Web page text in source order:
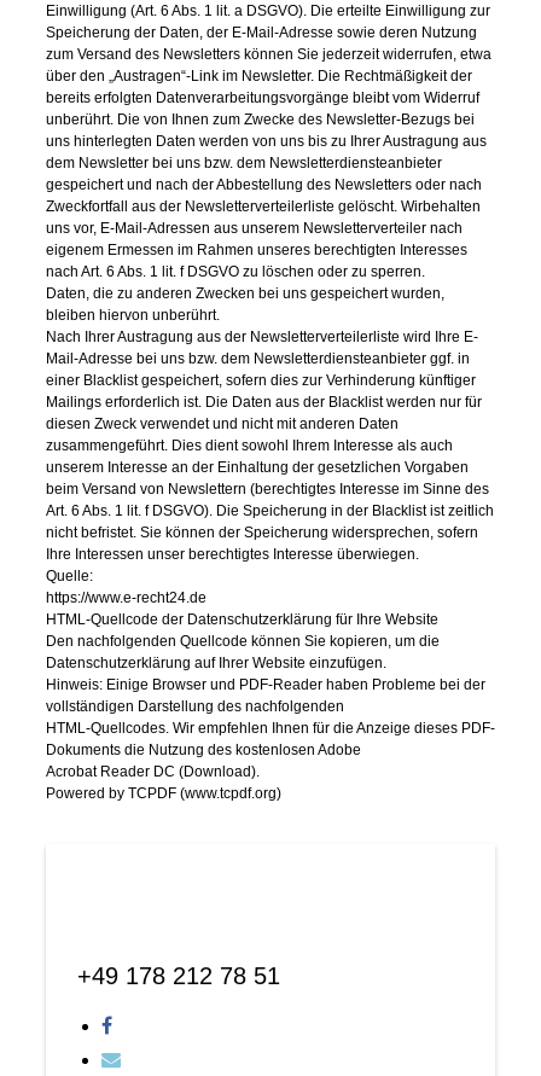
Einwilligung (Art. 6 Abs. 1 lit. a DSGVO). Die erteilte Einwilligung zur
Speicherung der Daten, der E-Mail-Adresse sowie deren Nutzung
zum Versand des Newsletters können Sie jederzeit widerrufen, etwa
über den „Austragen“-Link im Newsletter. Die Rechtmäßigkeit der
bereits erfolgten Datenverarbeitungsvorgänge bleibt vom Widerruf
unberührt. Die von Ihnen zum Zwecke des Newsletter-Bezugs bei
uns hinterlegten Daten werden von uns bis zu Ihrer Austragung aus
dem Newsletter bei uns bzw. dem Newsletterdiensteanbieter
gespeichert und nach der Abbestellung des Newsletters oder nach
Zweckfortfall aus der Newsletterverteilerliste gelöscht. Wirbehalten
uns vor, E-Mail-Adressen aus unserem Newsletterverteiler nach
eigenem Ermessen im Rahmen unseres berechtigten Interesses
nach Art. 6 Abs. 1 lit. f DSGVO zu löschen oder zu sperren.
Daten, die zu anderen Zwecken bei uns gespeichert wurden,
bleiben hiervon unberührt.
Nach Ihrer Austragung aus der Newsletterverteilerliste wird Ihre E-
Mail-Adresse bei uns bzw. dem Newsletterdiensteanbieter ggf. in
einer Blacklist gespeichert, sofern dies zur Verhinderung künftiger
Mailings erforderlich ist. Die Daten aus der Blacklist werden nur für
diesen Zweck verwendet und nicht mit anderen Daten
zusammengeführt. Dies dient sowohl Ihrem Interesse als auch
unserem Interesse an der Einhaltung der gesetzlichen Vorgaben
beim Versand von Newslettern (berechtigtes Interesse im Sinne des
Art. 6 Abs. 1 lit. f DSGVO). Die Speicherung in der Blacklist ist zeitlich
nicht befristet. Sie können der Speicherung widersprechen, sofern
Ihre Interessen unser berechtigtes Interesse überwiegen.
Quelle:
https://www.e-recht24.de
HTML-Quellcode der Datenschutzerklärung für Ihre Website
Den nachfolgenden Quellcode können Sie kopieren, um die
Datenschutzerklärung auf Ihrer Website einzufügen.
Hinweis: Einige Browser und PDF-Reader haben Probleme bei der
vollständigen Darstellung des nachfolgenden
HTML-Quellcodes. Wir empfehlen Ihnen für die Anzeige dieses PDF-
Dokuments die Nutzung des kostenlosen Adobe
Acrobat Reader DC (Download).
Powered by TCPDF (www.tcpdf.org)
+49 178 212 78 51